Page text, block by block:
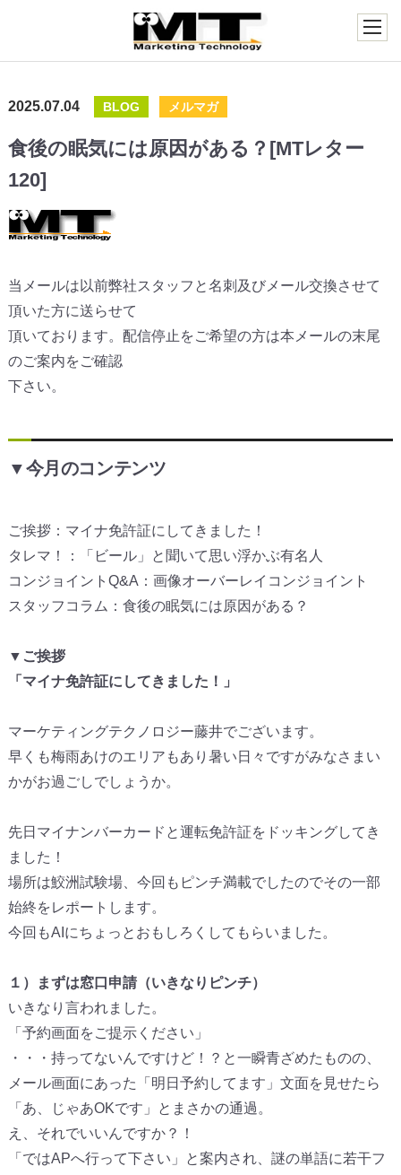
2025.07.04 BLOG メルマガ
食後の眠気には原因がある？[MTレター
120]
当メールは以前弊社スタッフと名刺及びメール交換させて
頂いた方に送らせて
頂いております。配信停止をご希望の方は本メールの末尾
のご案内をご確認
下さい。
▼今月のコンテンツ
ご挨拶：マイナ免許証にしてきました！
タレマ！：「ビール」と聞いて思い浮かぶ有名人
コンジョイントQ&A：画像オーバーレイコンジョイント
スタッフコラム：食後の眠気には原因がある？
▼ご挨拶
「マイナ免許証にしてきました！」
マーケティングテクノロジー藤井でございます。
早くも梅雨あけのエリアもあり暑い日々ですがみなさまい
かがお過 ごしでしょうか。
先日マイナンバーカードと運転免許証をドッキングしてき
ました！
場所は鮫洲試験場、 今回もピンチ満載でしたのでその一部
始終をレポートします。
今回もAIにちょっとおもしろくしてもらいました。
１）まずは窓口申請（いきなりピンチ）
いきなり言われました。
「予約画面をご提示ください」
・・・持ってないんですけど！？と一瞬青ざめたものの、
メール画面にあった「明日予約してます」文面を見せたら
「あ、
じゃあOKです」とまさかの通過。
え、それでいいんですか？！
「ではAPへ行って下さい」と案内され、 謎の単語に若干フ